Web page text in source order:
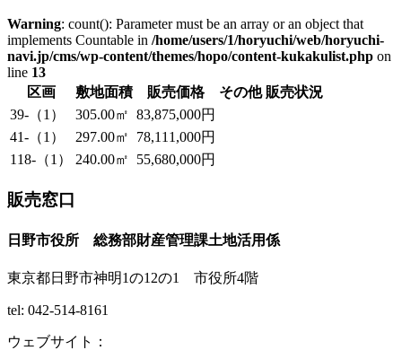
Warning: count(): Parameter must be an array or an object that
implements Countable in /home/users/1/horyuchi/web/horyuchi-
navi.jp/cms/wp-content/themes/hopo/content-kukakulist.php on
line 13
区画
敷地面積 販売価格 その他 販売状況
39-（1）
305.00㎡ 83,875,000円
41-（1）
297.00㎡
78,111,000円
118-（1）
240.00㎡ 55,680,000円
販売窓口
日野市役所 総務部財産管理課土地活用係
東京都日野市神明1の12の1 市役所4階
tel: 042-514-8161
ウェブサイト：